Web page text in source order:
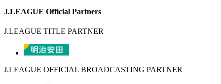
J.LEAGUE Official Partners
J.LEAGUE TITLE PARTNER
J.LEAGUE OFFICIAL BROADCASTING PARTNER